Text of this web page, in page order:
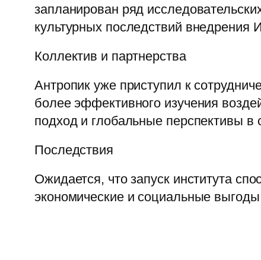
запланирован ряд
культурных последствий внедрения
Коллектив и партнерства
Антропик уже приступил к
более эффективного изучения
подход и глобальные перспективы в
Последствия
Ожидается, что запуск института
экономические и социальные